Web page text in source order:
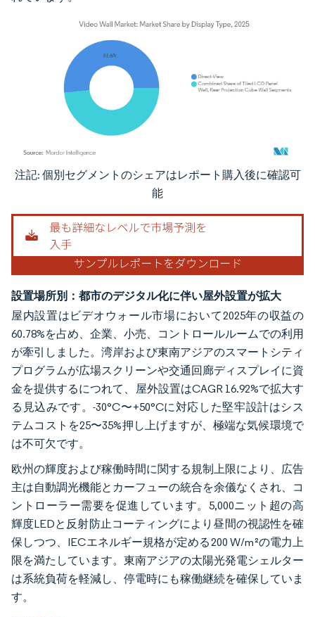
画像 © Mordor Intelligence。再利用にはCC BY 4.0の表示が必要です。
注記: 個別セグメントのシェアはレポート購入後に確認可
能
設置場所別：都市のデジタル化に伴い屋外設置が拡大
屋内設置はビデオウォール市場において2025年の収益の
60.78%を占め、企業、小売、コントロールルームでの利用
が牽引しました。湾岸および東南アジアのスマートシティ
プログラムが広場スクリーンや交通回廊ディスプレイに資
金を提供するにつれて、屋外設置はCAGR 16.92%で拡大す
る見込みです。-30°C〜+50°Cに対応した堅牢設計はシス
テムコストを25〜35%押し上げますが、極端な気候環境で
は不可欠です。
欧州の輝度および稼働時間に関する規制上限により、広告
主は自動調光機能とカーフューの統合を余儀なくされ、コ
ントローラー需要を促進しています。5,000ニット超の高
輝度LEDと反射防止コーティングにより昼間の視認性を確
保しつつ、IECエネルギー規格が定める200 W/m²の電力上
限を満たしています。東南アジアの太陽光発電シェルター
は系統負荷を軽減し、停電時にも稼働継続を確保していま
す。